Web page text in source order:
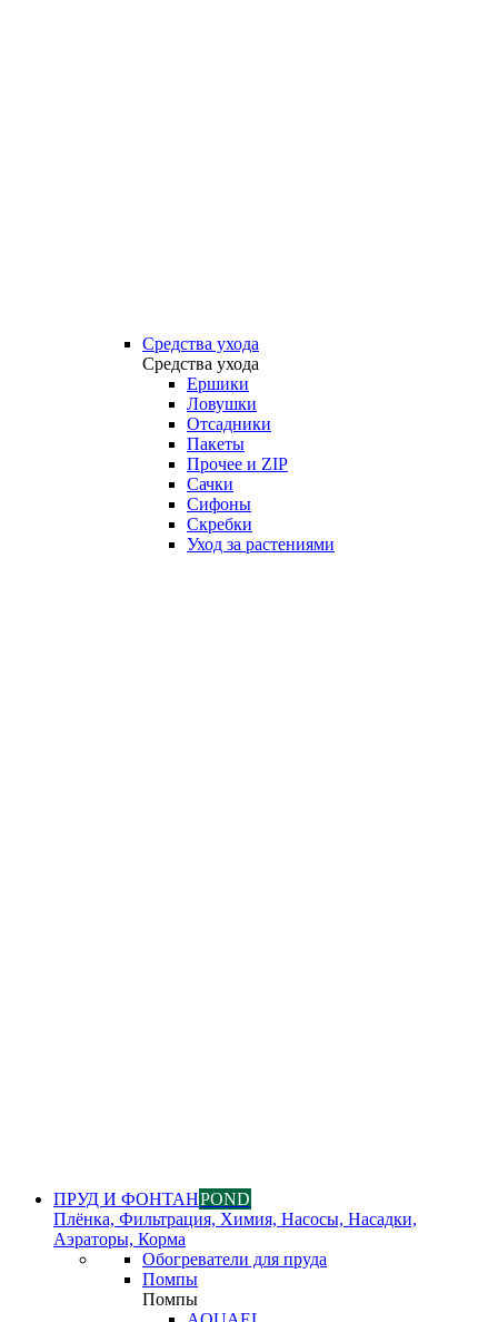
Средства ухода
Средства ухода
Ершики
Ловушки
Отсадники
Пакеты
Прочее и ZIP
Сачки
Сифоны
Скребки
Уход за растениями
ПРУД И ФОНТАНPOND
Плёнка, Фильтрация, Химия, Насосы, Насадки,
Аэраторы, Корма
Обогреватели для пруда
Помпы
Помпы